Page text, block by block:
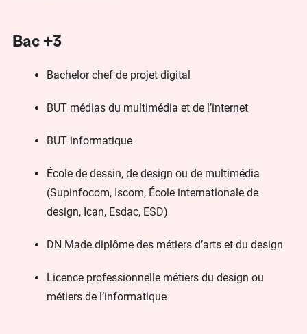
Bac +3
Bachelor chef de projet digital
BUT médias du multimédia et de l’internet
BUT informatique
École de dessin, de design ou de multimédia
(Supinfocom, Iscom, École internationale de
design, Ican, Esdac, ESD)
DN Made diplôme des métiers d’arts et du design
Licence professionnelle métiers du design ou
métiers de l’informatique